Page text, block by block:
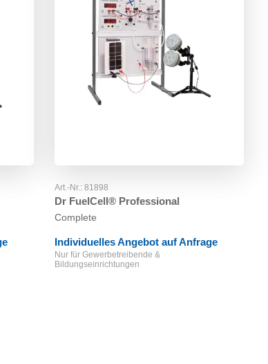
Art.-Nr.: 81898
Dr FuelCell® Professional
Complete
Individuelles Angebot auf Anfrage
Nur für Gewerbetreibende &
Bildungseinrichtungen